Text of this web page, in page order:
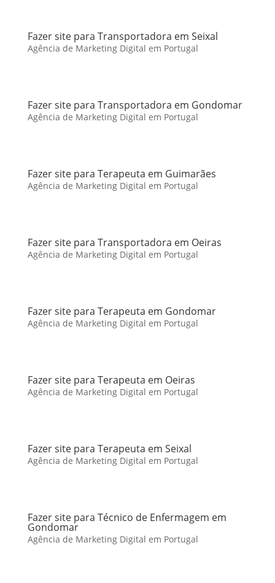
Fazer site para Transportadora em Seixal
Agência de Marketing Digital em Portugal
Fazer site para Transportadora em Gondomar
Agência de Marketing Digital em Portugal
Fazer site para Terapeuta em Guimarães
Agência de Marketing Digital em Portugal
Fazer site para Transportadora em Oeiras
Agência de Marketing Digital em Portugal
Fazer site para Terapeuta em Gondomar
Agência de Marketing Digital em Portugal
Fazer site para Terapeuta em Oeiras
Agência de Marketing Digital em Portugal
Fazer site para Terapeuta em Seixal
Agência de Marketing Digital em Portugal
Fazer site para Técnico de Enfermagem em
Gondomar
Agência de Marketing Digital em Portugal